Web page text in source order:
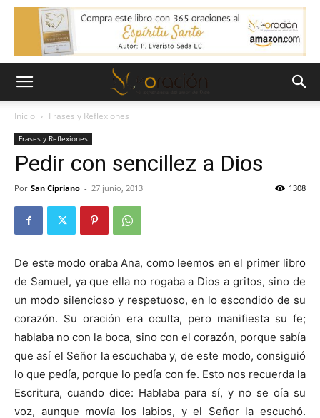
Inicio Frases y Reflexiones
Frases y Reflexiones
Pedir con sencillez a Dios
Por San Cipriano - 27 junio, 2013 1308
De este modo oraba Ana, como leemos en el primer libro
de Samuel, ya que ella no rogaba a Dios a gritos, sino de
un modo silencioso y respetuoso, en lo escondido de su
corazón. Su oración era oculta, pero manifiesta su fe;
hablaba no con la boca, sino con el corazón, porque sabía
que así el Señor la escuchaba y, de este modo, consiguió
lo que pedía, porque lo pedía con fe. Esto nos recuerda la
Escritura, cuando dice: Hablaba para sí, y no se oía su
voz, aunque movía los labios, y el Señor la escuchó.